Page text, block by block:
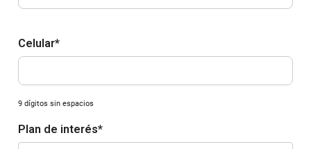
Celular*
9 dígitos sin espacios
Plan de interés*